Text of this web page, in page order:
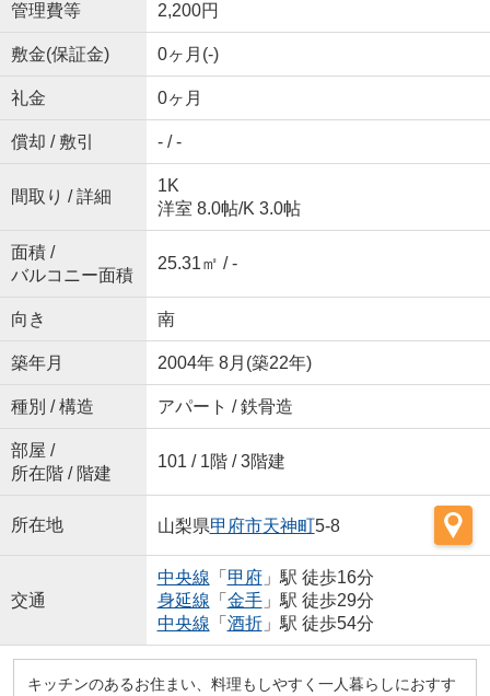
管理費等 2,200円
敷金(保証金) 0ヶ月(-)
礼金 0ヶ月
償却 / 敷引 - / -
間取り / 詳細
1K
洋室 8.0帖/K 3.0帖
面積 /
バルコニー面積
25.31㎡ / -
向き 南
築年月 2004年 8月(築22年)
種別 / 構造 アパート / 鉄骨造
部屋 /
所在階 / 階建
101 / 1階 / 3階建
所在地 山梨県甲府市天神町5-8
交通
中央線 「 甲府」駅 徒歩16分
身延線 「 金手」駅 徒歩29分
中央線 「 酒折」駅 徒歩54分
キッチンのあるお住まい、料理もしやすく一人暮らしにおすす